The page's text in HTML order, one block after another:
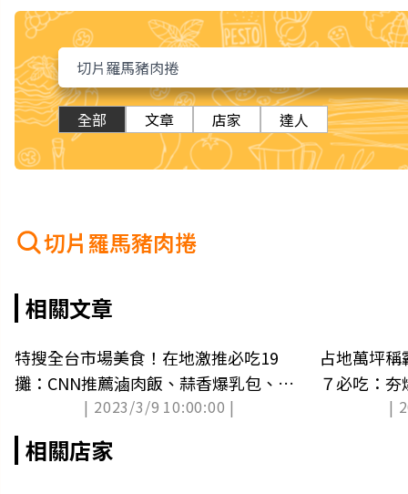
全部 文章 店家 達人
切片羅馬豬肉捲
相關文章
特搜全台市場美食！在地激推必吃19
攤：CNN推薦滷肉飯、蒜香爆乳包、排
| 2023/3/9 10:00:00 |
占地萬坪
７必吃：
|
相關店家